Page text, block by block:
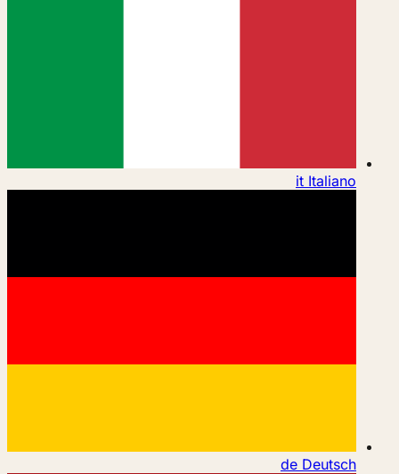
itItaliano
deDeutsch